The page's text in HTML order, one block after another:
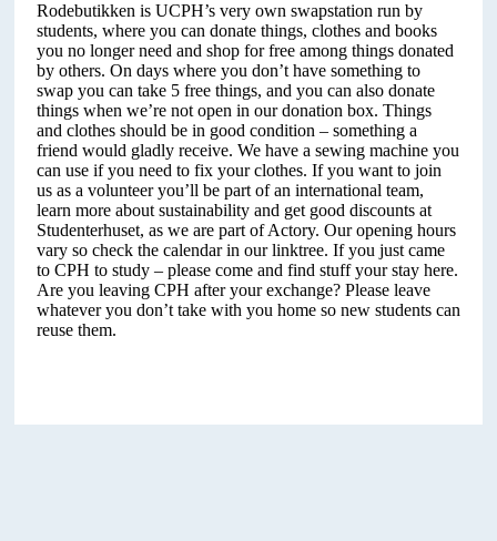
Rodebutikken is UCPH’s very own swapstation run by
students, where you can donate things, clothes and books
you no longer need and shop for free among things donated
by others. On days where you don’t have something to
swap you can take 5 free things, and you can also donate
things when we’re not open in our donation box. Things
and clothes should be in good condition – something a
friend would gladly receive. We have a sewing machine you
can use if you need to fix your clothes. If you want to join
us as a volunteer you’ll be part of an international team,
learn more about sustainability and get good discounts at
Studenterhuset, as we are part of Actory. Our opening hours
vary so check the calendar in our linktree. If you just came
to CPH to study – please come and find stuff your stay here.
Are you leaving CPH after your exchange? Please leave
whatever you don’t take with you home so new students can
reuse them.